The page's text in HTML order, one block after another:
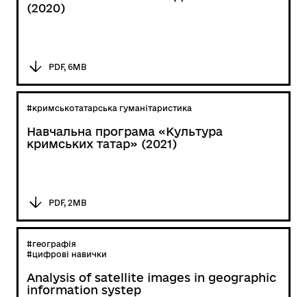
(2020)
PDF, 6MB
#кримськотатарська гуманітаристика
Навчальна програма «Культура
кримських татар» (2021)
PDF, 2MB
#географія
#цифрові навички
Analysis of satellite images in geographic
information systep